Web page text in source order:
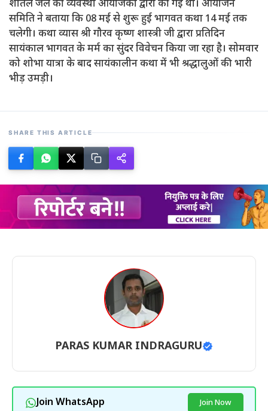
शीतल जल की व्यवस्था आयोजकों द्वारा की गई थी। आयोजन
समिति ने बताया कि 08 मई से शुरू हुई भागवत कथा 14 मई तक
चलेगी। कथा व्यास श्री गौरव कृष्ण शास्त्री जी द्वारा प्रतिदिन
सायंकाल भागवत के मर्म का सुंदर विवेचन किया जा रहा है। सोमवार
को शोभा यात्रा के बाद सायंकालीन कथा में भी श्रद्धालुओं की भारी
भीड़ उमड़ी।
SHARE THIS ARTICLE
PARAS KUMAR INDRAGURU
Join WhatsApp Join Now